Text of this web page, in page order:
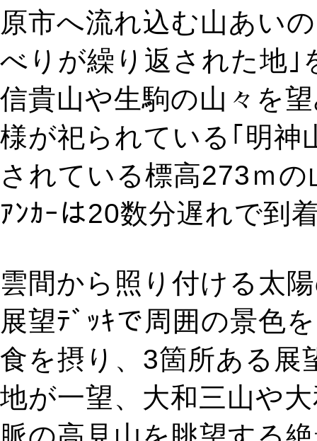
原市へ流れ込む山あい
べりが繰り返された地｣
信貴山や生駒の山々を
様が祀られている｢明神
されている標高273ｍ
ｱﾝｶｰは20数分遅れで到
雲間から照り付ける太
展望ﾃﾞｯｷで周囲の景色
食を摂り、3箇所ある展
地が一望、大和三山や